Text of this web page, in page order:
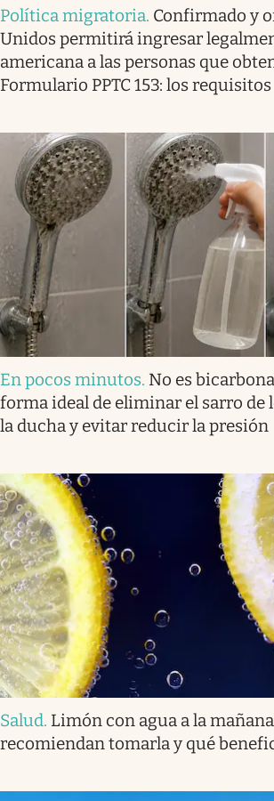
Política migratoria. Confirmado y
Unidos permitirá ingresar
americana a las personas que
Formulario PPTC 153: los requisitos
En pocos minutos. No es
forma ideal de eliminar el sarro de
la ducha y evitar reducir la presión
Salud. Limón con agua a la
recomiendan tomarla y qué